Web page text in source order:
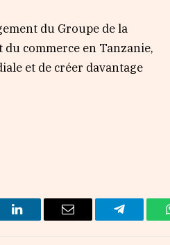
du Groupe de la
commerce en Tanzanie,
et de créer davantage
LinkedIn Email Telegram